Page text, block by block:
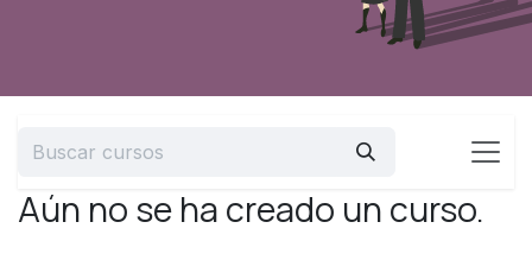
Aún no se ha creado un curso.